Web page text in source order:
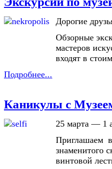
Дорогие
Обзорные
мастеров
входят в
Подробнее...
Каникулы с
25 марта — 1
Приглашаем
знаменитого
винтовой